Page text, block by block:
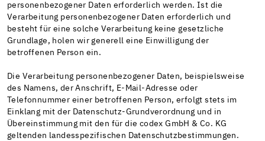
personenbezogener Daten erforderlich werden. Ist die
Verarbeitung personenbezogener Daten erforderlich und
besteht für eine solche Verarbeitung keine gesetzliche
Grundlage, holen wir generell eine Einwilligung der
betroffenen Person ein.
Die Verarbeitung personenbezogener Daten, beispielsweise
des Namens, der Anschrift, E-Mail-Adresse oder
Telefonnummer einer betroffenen Person, erfolgt stets im
Einklang mit der Datenschutz-Grundverordnung und in
Übereinstimmung mit den für die codex GmbH & Co. KG
geltenden landesspezifischen Datenschutzbestimmungen.